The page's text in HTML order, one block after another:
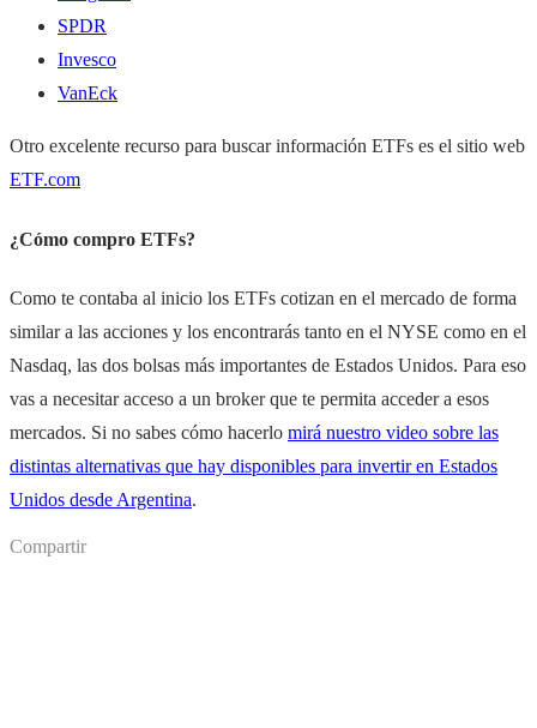
SPDR
Invesco
VanEck
Otro excelente recurso para buscar información ETFs es el sitio web
ETF.com
¿Cómo compro ETFs?
Como te contaba al inicio los ETFs cotizan en el mercado de forma
similar a las acciones y los encontrarás tanto en el NYSE como en el
Nasdaq, las dos bolsas más importantes de Estados Unidos. Para eso
vas a necesitar acceso a un broker que te permita acceder a esos
mercados. Si no sabes cómo hacerlo mirá nuestro video sobre las
distintas alternativas que hay disponibles para invertir en Estados
Unidos desde Argentina.
Compartir